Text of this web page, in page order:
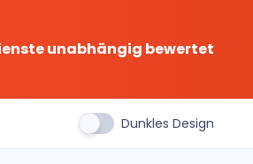
unabhängig bewertet
Dunkles Design